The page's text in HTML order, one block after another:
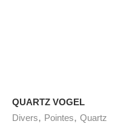
QUARTZ VOGEL
Divers, Pointes, Quartz